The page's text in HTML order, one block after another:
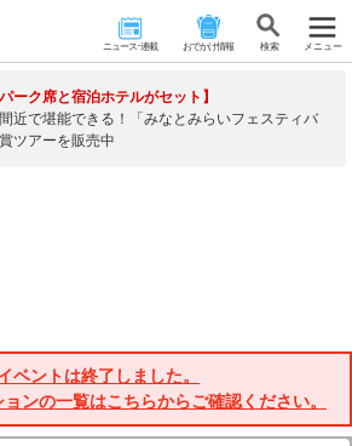
ニュース･連載 おでかけ情報 検 索 メニュー
パーク席と宿泊ホテルがセット】
近で堪能できる！「みなとみらいフェスティバ
ツアーを販売中
ベントは終了しました。
ンの一覧はこちらからご確認ください。